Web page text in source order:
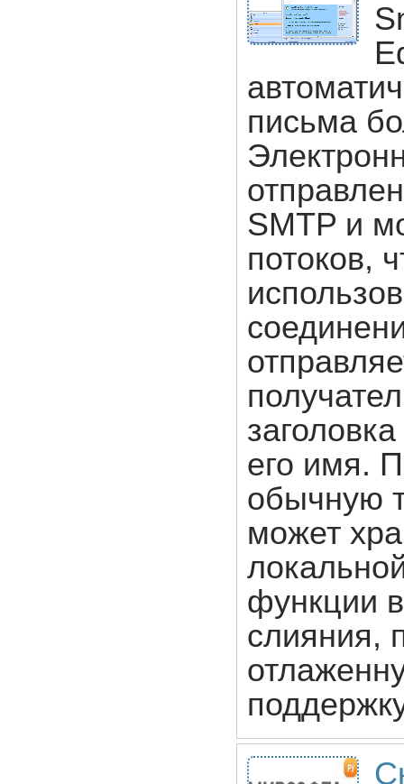
письма
SMTP и
потоков,
его имя.
обычную
может
функции
слияния,